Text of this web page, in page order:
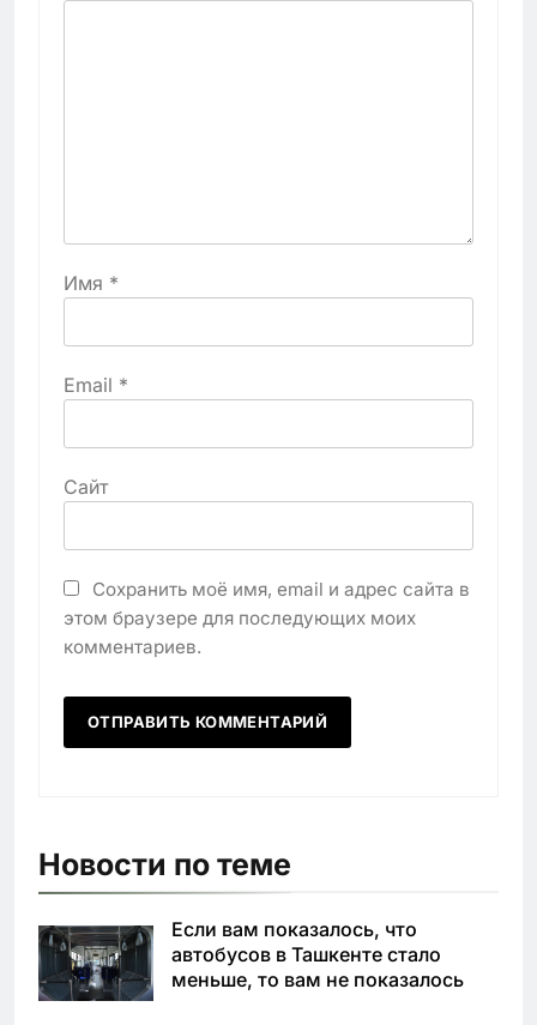
Имя *
Email *
Сайт
Сохранить моё имя, email и адрес сайта в
этом браузере для последующих моих
комментариев.
Новости по теме
Если вам показалось, что
автобусов в Ташкенте стало
меньше, то вам не показалось